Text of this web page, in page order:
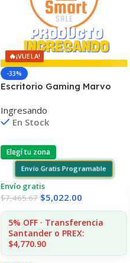
🔥¡VUELA!
-33%
Escritorio Gaming Marvo
Remoto
Ingresando
En Stock
Elegí tu zona
Envío Gratis Programable
Envío gratis
$7,465.67 $5,022.00
5% OFF · Transferencia
Santander o PREX:
$4,770.90